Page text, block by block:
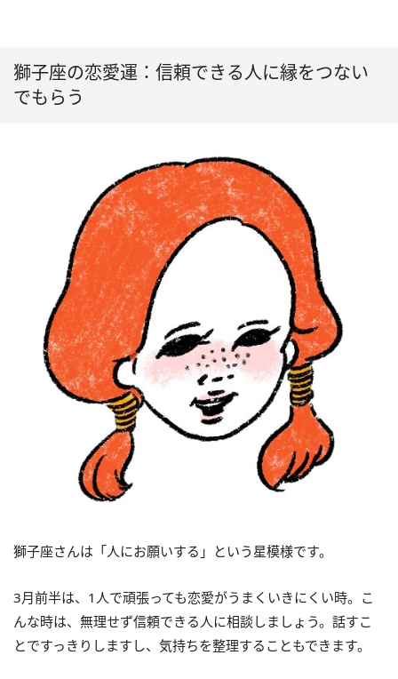
獅子座の恋愛運：信頼できる人に縁をつない
でもらう
獅子座さんは「人にお願いする」という星模様です。
3月前半は、1人で頑張っても恋愛がうまくいきにくい時。こ
んな時は、無理せず信頼できる人に相談しましょう。話すこ
とですっきりしますし、気持ちを整理することもできます。